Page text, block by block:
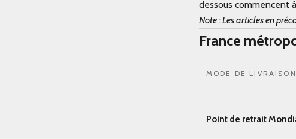
dessous commencent
Note : Les articles en
France
MODE DE LIVRAISON
Point de retrait